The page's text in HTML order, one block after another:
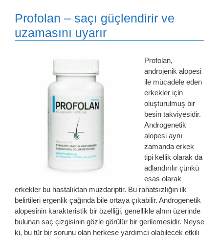
Profolan – saçı güçlendirir ve
uzamasını uyarır
Profolan,
androjenik alopesi
ile mücadele eden
erkekler için
oluşturulmuş bir
besin takviyesidir.
Androgenetik
alopesi aynı
zamanda erkek
tipi kellik olarak da
adlandırılır çünkü
esas olarak
erkekler bu hastalıktan muzdariptir. Bu rahatsızlığın ilk
belirtileri ergenlik çağında bile ortaya çıkabilir. Androgenetik
alopesinin karakteristik bir özelliği, genellikle alnın üzerinde
bulunan saç çizgisinin gözle görülür bir gerilemesidir. Neyse
ki, bu tür bir sorunu olan herkese yardımcı olabilecek etkili